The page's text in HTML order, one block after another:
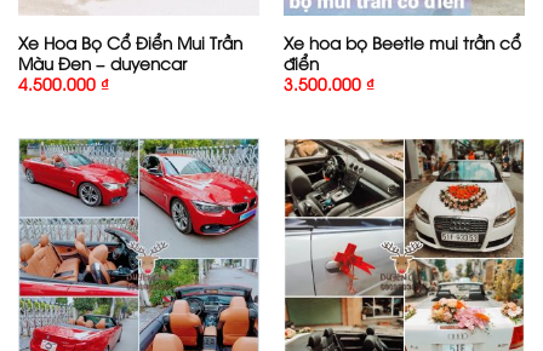
Xe Hoa Bọ Cổ Điển Mui Trần
Màu Đen – duyencar
4.500.000 ₫
Xe hoa bọ Beetle mui trần cổ
điển
3.500.000 ₫